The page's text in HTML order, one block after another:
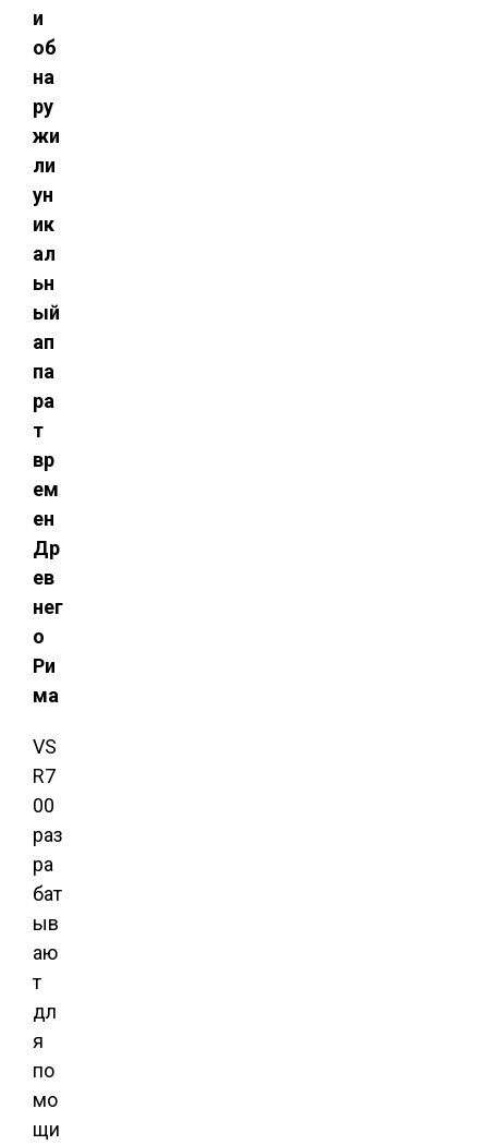
и
об
на
ру
жи
ли
ун
ик
ал
ьн
ый
ап
па
ра
т
вр
ем
ен
Др
ев
нег
о
Ри
ма
VS
R7
00
раз
ра
бат
ыв
аю
т
дл
я
по
мо
щи